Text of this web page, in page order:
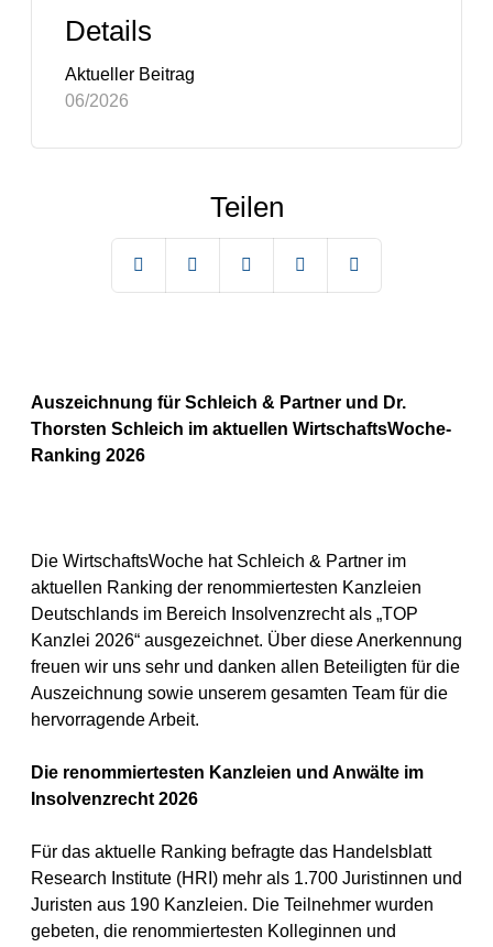
Details
Aktueller Beitrag
06/2026
Teilen
Auszeichnung für Schleich & Partner und Dr.
Thorsten Schleich im aktuellen WirtschaftsWoche-
Ranking 2026
Die WirtschaftsWoche hat Schleich & Partner im
aktuellen Ranking der renommiertesten Kanzleien
Deutschlands im Bereich Insolvenzrecht als „TOP
Kanzlei 2026“ ausgezeichnet. Über diese Anerkennung
freuen wir uns sehr und danken allen Beteiligten für die
Auszeichnung sowie unserem gesamten Team für die
hervorragende Arbeit.
Die renommiertesten Kanzleien und Anwälte im
Insolvenzrecht 2026
Für das aktuelle Ranking befragte das Handelsblatt
Research Institute (HRI) mehr als 1.700 Juristinnen und
Juristen aus 190 Kanzleien. Die Teilnehmer wurden
gebeten, die renommiertesten Kolleginnen und